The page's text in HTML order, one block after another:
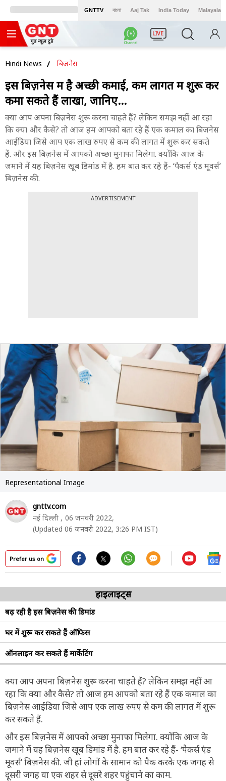
GNTTV বাংলা Aaj Tak India Today Malayalam
LIVE
Hindi News बिजनेस
इस बिज़नेस में है अच्छी कमाई, कम लागत में शुरू कर
कमा सकते हैं लाखों, जानिए...
क्या आप अपना बिज़नेस शुरू करना चाहते हैं? लेकिन समझ नहीं आ रहा
कि क्या और कैसे? तो आज हम आपको बता रहे हैं एक कमाल का बिज़नेस
आईडिया जिसे आप एक लाख रुपए से कम की लागत में शुरू कर सकते
हैं. और इस बिज़नेस में आपको अच्छा मुनाफा मिलेगा. क्योंकि आज के
जमाने में यह बिज़नेस खूब डिमांड में है. हम बात कर रहे हैं- ‘पैकर्स एंड मूवर्स’
बिज़नेस की.
ADVERTISEMENT
Representational Image
gnttv.com
नई दिल्ली , 06 जनवरी 2022,
(Updated 06 जनवरी 2022, 3:26 PM IST)
Prefer us on
हाइलाइट्स
बढ़ रही है इस बिज़नेस की डिमांड
घर में शुरू कर सकते हैं ऑफिस
ऑनलाइन कर सकते हैं मार्केटिंग
क्या आप अपना बिज़नेस शुरू करना चाहते हैं? लेकिन समझ नहीं आ
रहा कि क्या और कैसे? तो आज हम आपको बता रहे हैं एक कमाल का
बिज़नेस आईडिया जिसे आप एक लाख रुपए से कम की लागत में शुरू
कर सकते हैं.
और इस बिज़नेस में आपको अच्छा मुनाफा मिलेगा. क्योंकि आज के
जमाने में यह बिज़नेस खूब डिमांड में है. हम बात कर रहे हैं- ‘पैकर्स एंड
मूवर्स’ बिज़नेस की. जी हां लोगों के सामान को पैक करके एक जगह से
दूसरी जगह या एक शहर से दूसरे शहर पहुंचाने का काम.